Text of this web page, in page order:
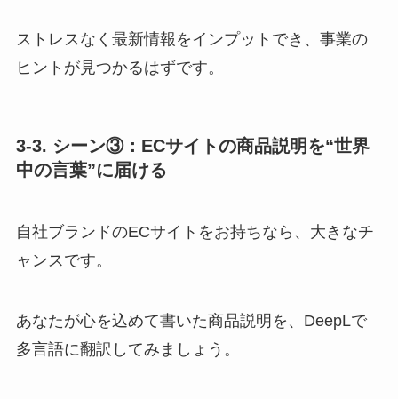
ストレスなく最新情報をインプットでき、事業の
ヒントが見つかるはずです。
3-3. シーン③：ECサイトの商品説明を“世界
中の言葉”に届ける
自社ブランドのECサイトをお持ちなら、大きなチ
ャンスです。
あなたが心を込めて書いた商品説明を、DeepLで
多言語に翻訳してみましょう。